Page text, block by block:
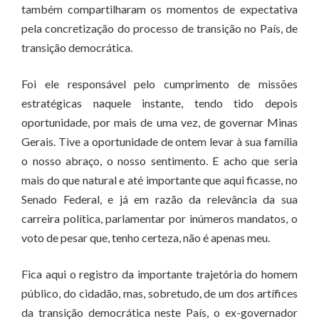
também compartilharam os momentos de expectativa
pela concretização do processo de transição no País, de
transição democrática.
Foi ele responsável pelo cumprimento de missões
estratégicas naquele instante, tendo tido depois
oportunidade, por mais de uma vez, de governar Minas
Gerais. Tive a oportunidade de ontem levar à sua família
o nosso abraço, o nosso sentimento. E acho que seria
mais do que natural e até importante que aqui ficasse, no
Senado Federal, e já em razão da relevância da sua
carreira política, parlamentar por inúmeros mandatos, o
voto de pesar que, tenho certeza, não é apenas meu.
Fica aqui o registro da importante trajetória do homem
público, do cidadão, mas, sobretudo, de um dos artífices
da transição democrática neste País, o ex-governador